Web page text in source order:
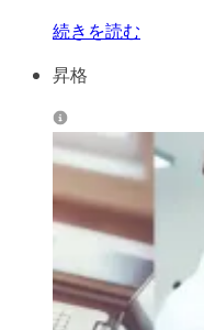
続きを読む
昇格